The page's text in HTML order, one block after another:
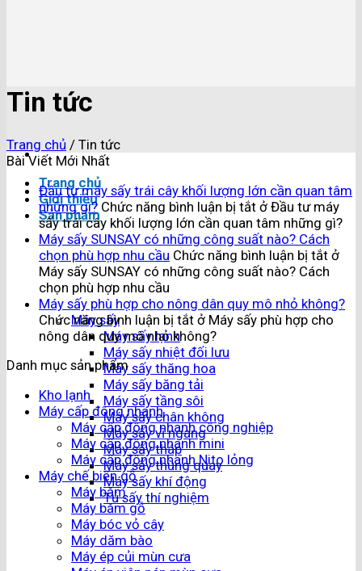
Trang chủ
Giới thiệu
Sản phẩm
Máy sấy
Máy sấy lạnh
Máy sấy nhiệt đối lưu
Máy sấy thăng hoa
Máy sấy băng tải
Máy sấy tầng sôi
Máy sấy chân không
Máy sấy vĩ ngang
Máy sấy tháp
Máy sấy thùng quay
Máy sấy khí động
Tủ sấy thí nghiệm
Tin tức
Trang chủ / Tin tức
Bài Viết Mới Nhất
Đầu tư máy sấy trái cây khối lượng lớn cần quan tâm
những gì? Chức năng bình luận bị tắt ở Đầu tư máy
sấy trái cây khối lượng lớn cần quan tâm những gì?
Máy sấy SUNSAY có những công suất nào? Cách
chọn phù hợp nhu cầu Chức năng bình luận bị tắt ở
Máy sấy SUNSAY có những công suất nào? Cách
chọn phù hợp nhu cầu
Máy sấy phù hợp cho nông dân quy mô nhỏ không?
Chức năng bình luận bị tắt ở Máy sấy phù hợp cho
nông dân quy mô nhỏ không?
Danh mục sản phẩm
Kho lạnh
Máy cấp đông nhanh
Máy cấp đông nhanh công nghiệp
Máy cấp đông nhanh mini
Máy cấp đông nhanh Nito lỏng
Máy chế biến gỗ
Máy băm
Máy băm gỗ
Máy bóc vỏ cây
Máy dăm bào
Máy ép củi mùn cưa